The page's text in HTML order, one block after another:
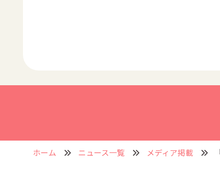
ホーム ニュース一覧 メディア掲載